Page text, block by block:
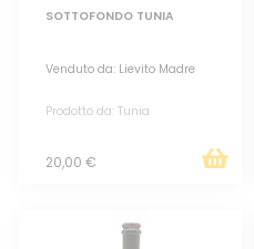
SOTTOFONDO TUNIA
Venduto da: Lievito Madre
Prodotto da: Tunia
20,00 €